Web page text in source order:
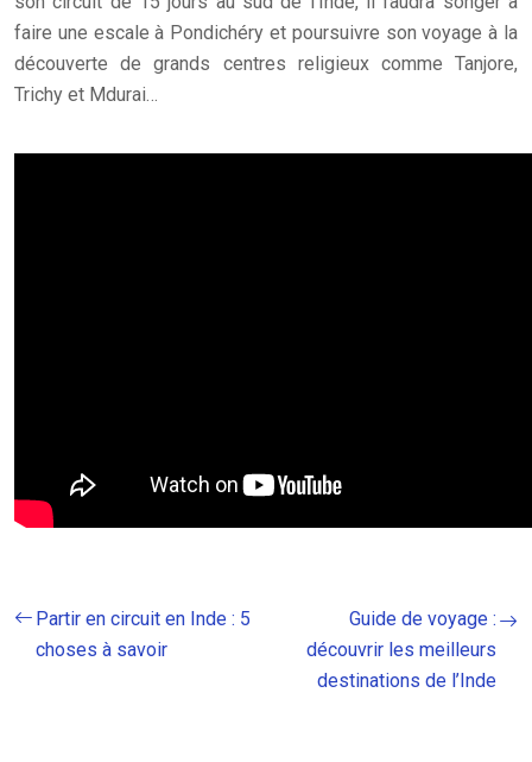
faire une escale à Pondichéry et poursuivre son voyage à la
découverte de grands centres religieux comme Tanjore,
Trichy et Mdurai…
Partir en circuit en Inde : 5
choses à savoir
Guide de voyage :
découvrir les meilleurs
destinations de l’Inde